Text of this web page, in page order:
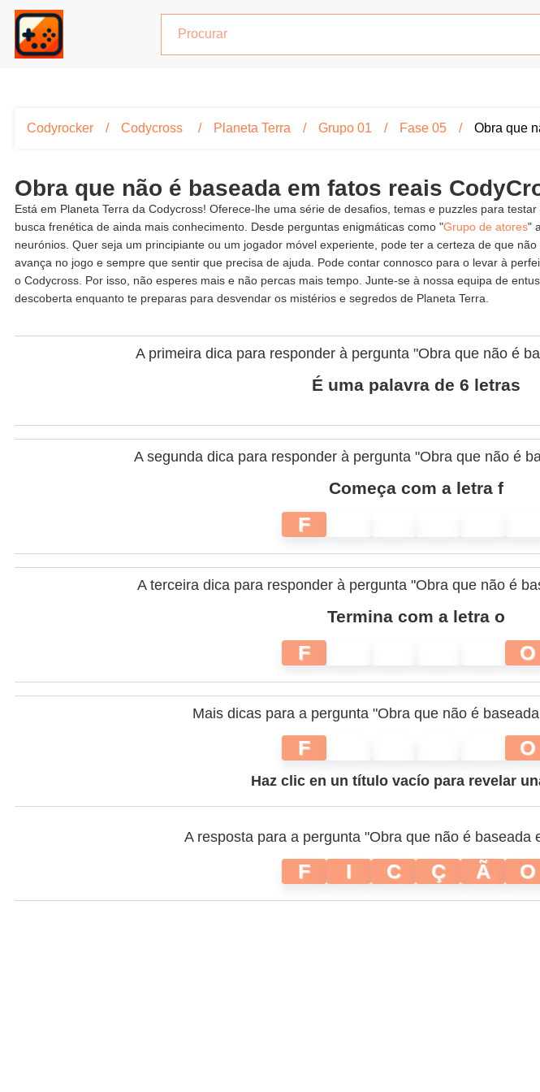
Codyrocker Codycross Planeta Terra Grupo 01 Fase 05 Obra que
Obra que não é baseada em fatos reais
Está em Planeta Terra da Codycross! Oferece-lhe uma série de desafios, temas e puzzles para
busca frenética de ainda mais conhecimento. Desde perguntas enigmáticas como "Grupo de atores"
neurónios. Quer seja um principiante ou um jogador móvel experiente, pode ter a certeza de que
avança no jogo e sempre que sentir que precisa de ajuda. Pode contar connosco para o levar à
o Codycross. Por isso, não esperes mais e não percas mais tempo. Junte-se à nossa equipa de
descoberta enquanto te preparas para desvendar os mistérios e segredos de Planeta Terra.
A primeira dica para responder à pergunta "Obra que não é
É uma palavra de 6 letras
A segunda dica para responder à pergunta "Obra que não é
Começa com a letra f
F
A terceira dica para responder à pergunta "Obra que não é
Termina com a letra o
F O
Mais dicas para a pergunta "Obra que não é
F O
Haz clic en un título vacío para revelar
A resposta para a pergunta "Obra que não é baseada
F I C Ç Ã O